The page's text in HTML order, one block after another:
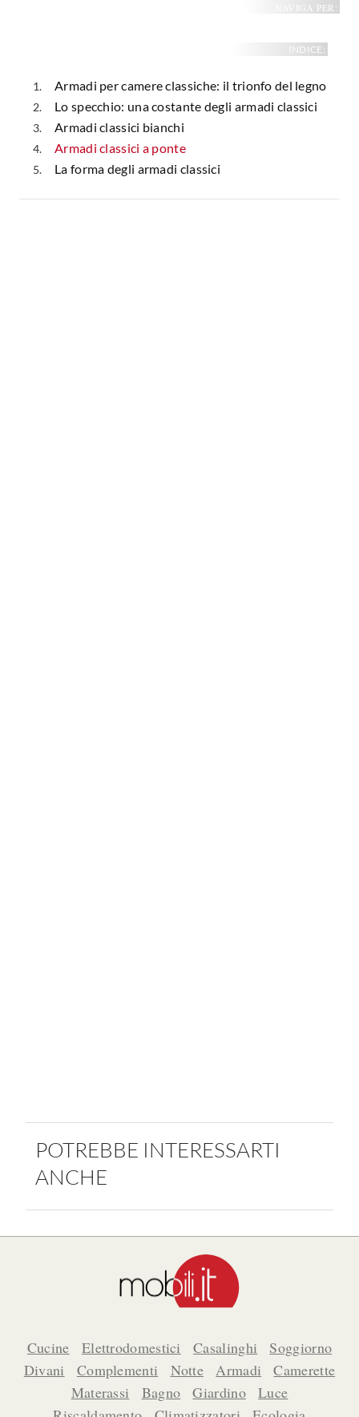
NAVIGA PER:
INDICE:
Armadi per camere classiche: il trionfo del legno
Lo specchio: una costante degli armadi classici
Armadi classici bianchi
Armadi classici a ponte
La forma degli armadi classici
POTREBBE INTERESSARTI
ANCHE
Cucine Elettrodomestici Casalinghi
Soggiorno
Divani
Complementi Notte Armadi
Camerette
Materassi
Bagno Giardino
Luce